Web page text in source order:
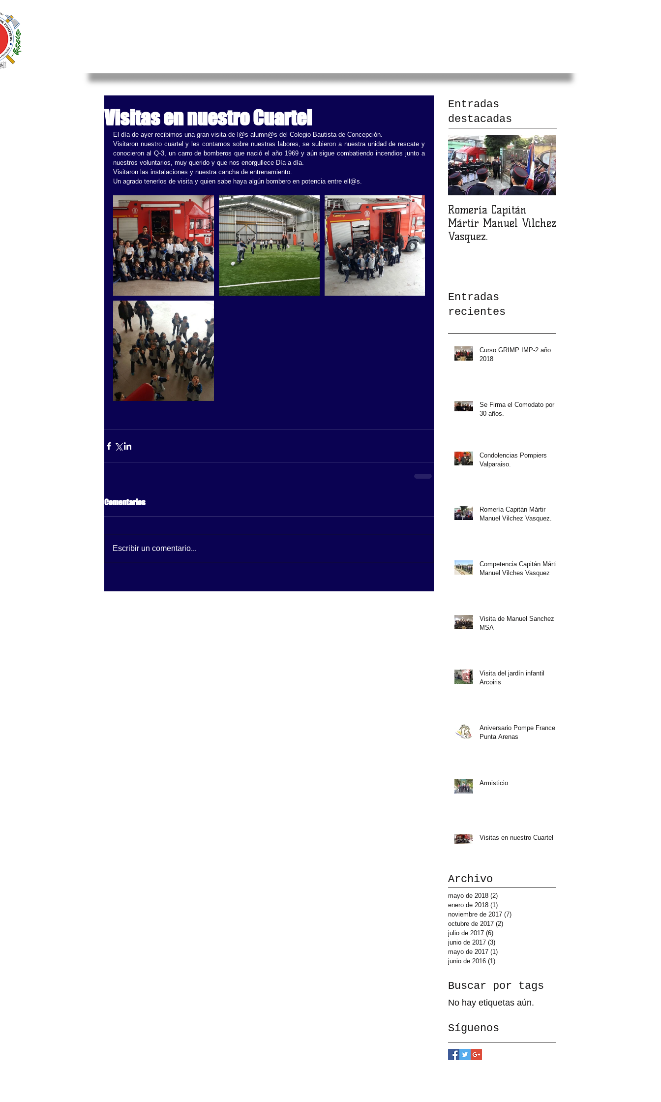
Visitas en nuestro Cuartel
El día de ayer recibimos una gran visita de l@s alumn@s del Colegio Bautista de Concepción.
Visitaron nuestro cuartel y les contamos sobre nuestras labores, se subieron a nuestra unidad de rescate y
conocieron al Q-3, un carro de bomberos que nació el año 1969 y aún sigue combatiendo incendios junto a
nuestros voluntarios, muy querido y que nos enorgullece Día a día.
Visitaron las instalaciones y nuestra cancha de entrenamiento.
Un agrado tenerlos de visita y quien sabe haya algún bombero en potencia entre ell@s.
Comentarios
Escribir un comentario...
Entradas
destacadas
Romería Capitán
Mártir Manuel Vilchez
Vasquez.
Entradas
recientes
Curso GRIMP IMP-2 año
2018
Se Firma el Comodato por
30 años.
Condolencias Pompiers
Valparaiso.
Romería Capitán Mártir
Manuel Vilchez Vasquez.
Competencia Capitán Mártir
Manuel Vilches Vasquez
Visita de Manuel Sanchez
MSA
Visita del jardín infantil
Arcoiris
Aniversario Pompe France
Punta Arenas
Armisticio
Visitas en nuestro Cuartel
Archivo
mayo de 2018 (2)
enero de 2018 (1)
noviembre de 2017 (7)
octubre de 2017 (2)
julio de 2017 (6)
junio de 2017 (3)
mayo de 2017 (1)
junio de 2016 (1)
Buscar por tags
No hay etiquetas aún.
Síguenos